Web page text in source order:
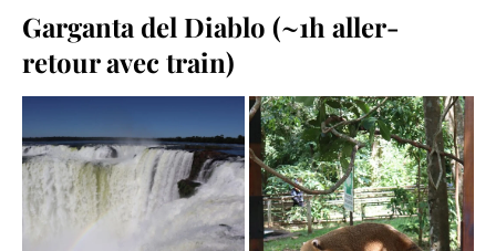
Garganta del Diablo (~1h aller-
retour avec train)